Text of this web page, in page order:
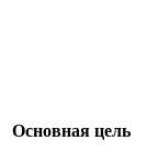
Основная цель